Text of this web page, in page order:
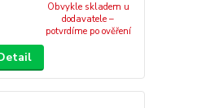
Obvykle skladem u
dodavatele –
potvrdíme po ověření